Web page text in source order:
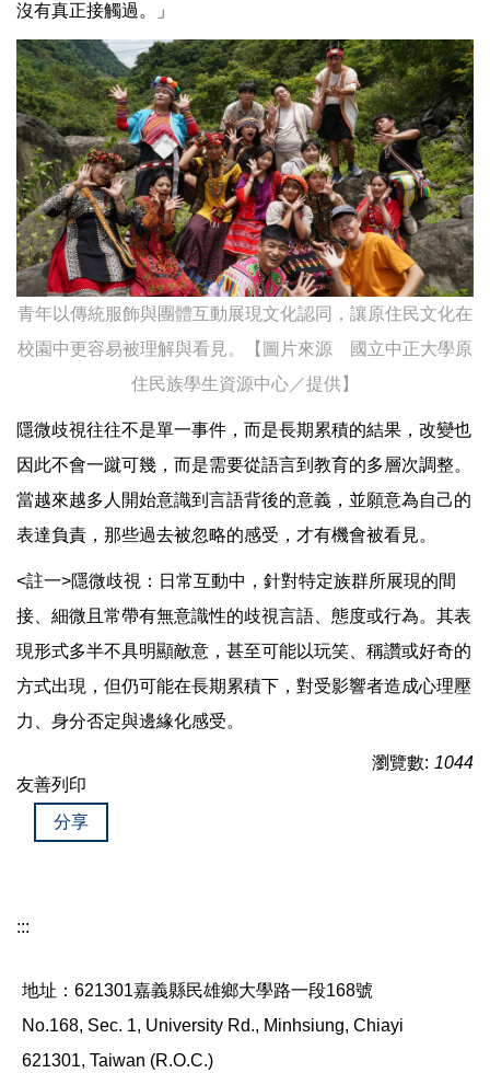
沒有真正接觸過。」
青年以傳統服飾與團體互動展現文化認同，讓原住民文化在
校園中更容易被理解與看見。【圖片來源 國立中正大學原
住民族學生資源中心／提供】
隱微歧視往往不是單一事件，而是長期累積的結果，改變也
因此不會一蹴可幾，而是需要從語言到教育的多層次調整。
當越來越多人開始意識到言語背後的意義，並願意為自己的
表達負責，那些過去被忽略的感受，才有機會被看見。
<註一>隱微歧視：日常互動中，針對特定族群所展現的間
接、細微且常帶有無意識性的歧視言語、態度或行為。其表
現形式多半不具明顯敵意，甚至可能以玩笑、稱讚或好奇的
方式出現，但仍可能在長期累積下，對受影響者造成心理壓
力、身分否定與邊緣化感受。
瀏覽數: 1044
友善列印
分享
:::
地址：621301嘉義縣民雄鄉大學路一段168號
No.168, Sec. 1, University Rd., Minhsiung, Chiayi
621301, Taiwan (R.O.C.)